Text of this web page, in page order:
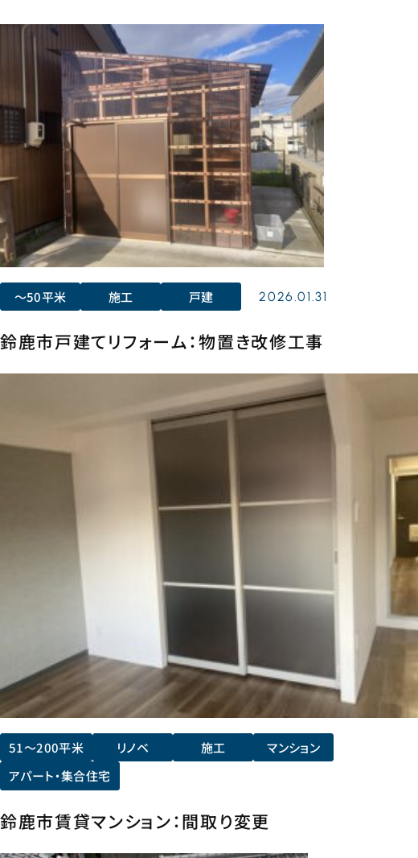
〜50平米 施工 戸建
鈴鹿市戸建てリフォーム：物置き改修工事
2026.01.31
51〜200平米 リノベ 施工
マンション
アパート・集合住宅
鈴鹿市賃貸マンション：間取り変更